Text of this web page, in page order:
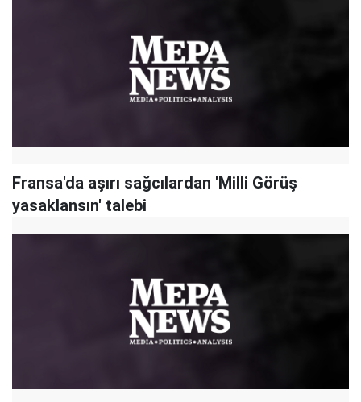
Fransa'da aşırı sağcılardan 'Milli Görüş
yasaklansın' talebi